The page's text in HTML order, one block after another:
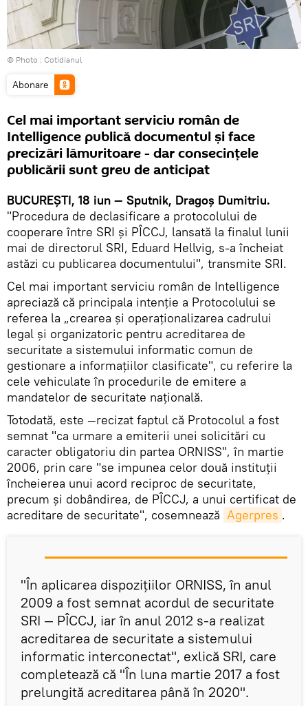
© Photo : Cotidianul
Abonare
Cel mai important serviciu român de
Intelligence publică documentul și face
precizări lămuritoare - dar consecințele
publicării sunt greu de anticipat
BUCUREȘTI, 18 iun — Sputnik, Dragoș Dumitriu.
"Procedura de declasificare a protocolului de
cooperare între SRI şi PÎCCJ, lansată la finalul lunii
mai de directorul SRI, Eduard Hellvig, s-a încheiat
astăzi cu publicarea documentului", transmite SRI.
Cel mai important serviciu român de Intelligence
apreciază că principala intenție a Protocolului se
referea la „crearea şi operaţionalizarea cadrului
legal şi organizatoric pentru acreditarea de
securitate a sistemului informatic comun de
gestionare a informaţiilor clasificate", cu referire la
cele vehiculate în procedurile de emitere a
mandatelor de securitate naţională.
Totodată, este —recizat faptul că Protocolul a fost
semnat "ca urmare a emiterii unei solicitări cu
caracter obligatoriu din partea ORNISS", în martie
2006, prin care "se impunea celor două instituţii
încheierea unui acord reciproc de securitate,
precum şi dobândirea, de PÎCCJ, a unui certificat de
acreditare de securitate", cosemnează Agerpres .
"În aplicarea dispoziţiilor ORNISS, în anul
2009 a fost semnat acordul de securitate
SRI — PÎCCJ, iar în anul 2012 s-a realizat
acreditarea de securitate a sistemului
informatic interconectat", exlică SRI, care
completează că "În luna martie 2017 a fost
prelungită acreditarea până în 2020".